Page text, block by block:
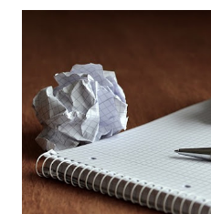
FACEBOOK EXPERIMENT
THE QUALITY OF OUR
ルメディアは、私たちのクオリ
えているのか？」 というタイ
ことができます。 それによると
Facebookを尋ねるのを日課と
それ以上使っていて、６１％が